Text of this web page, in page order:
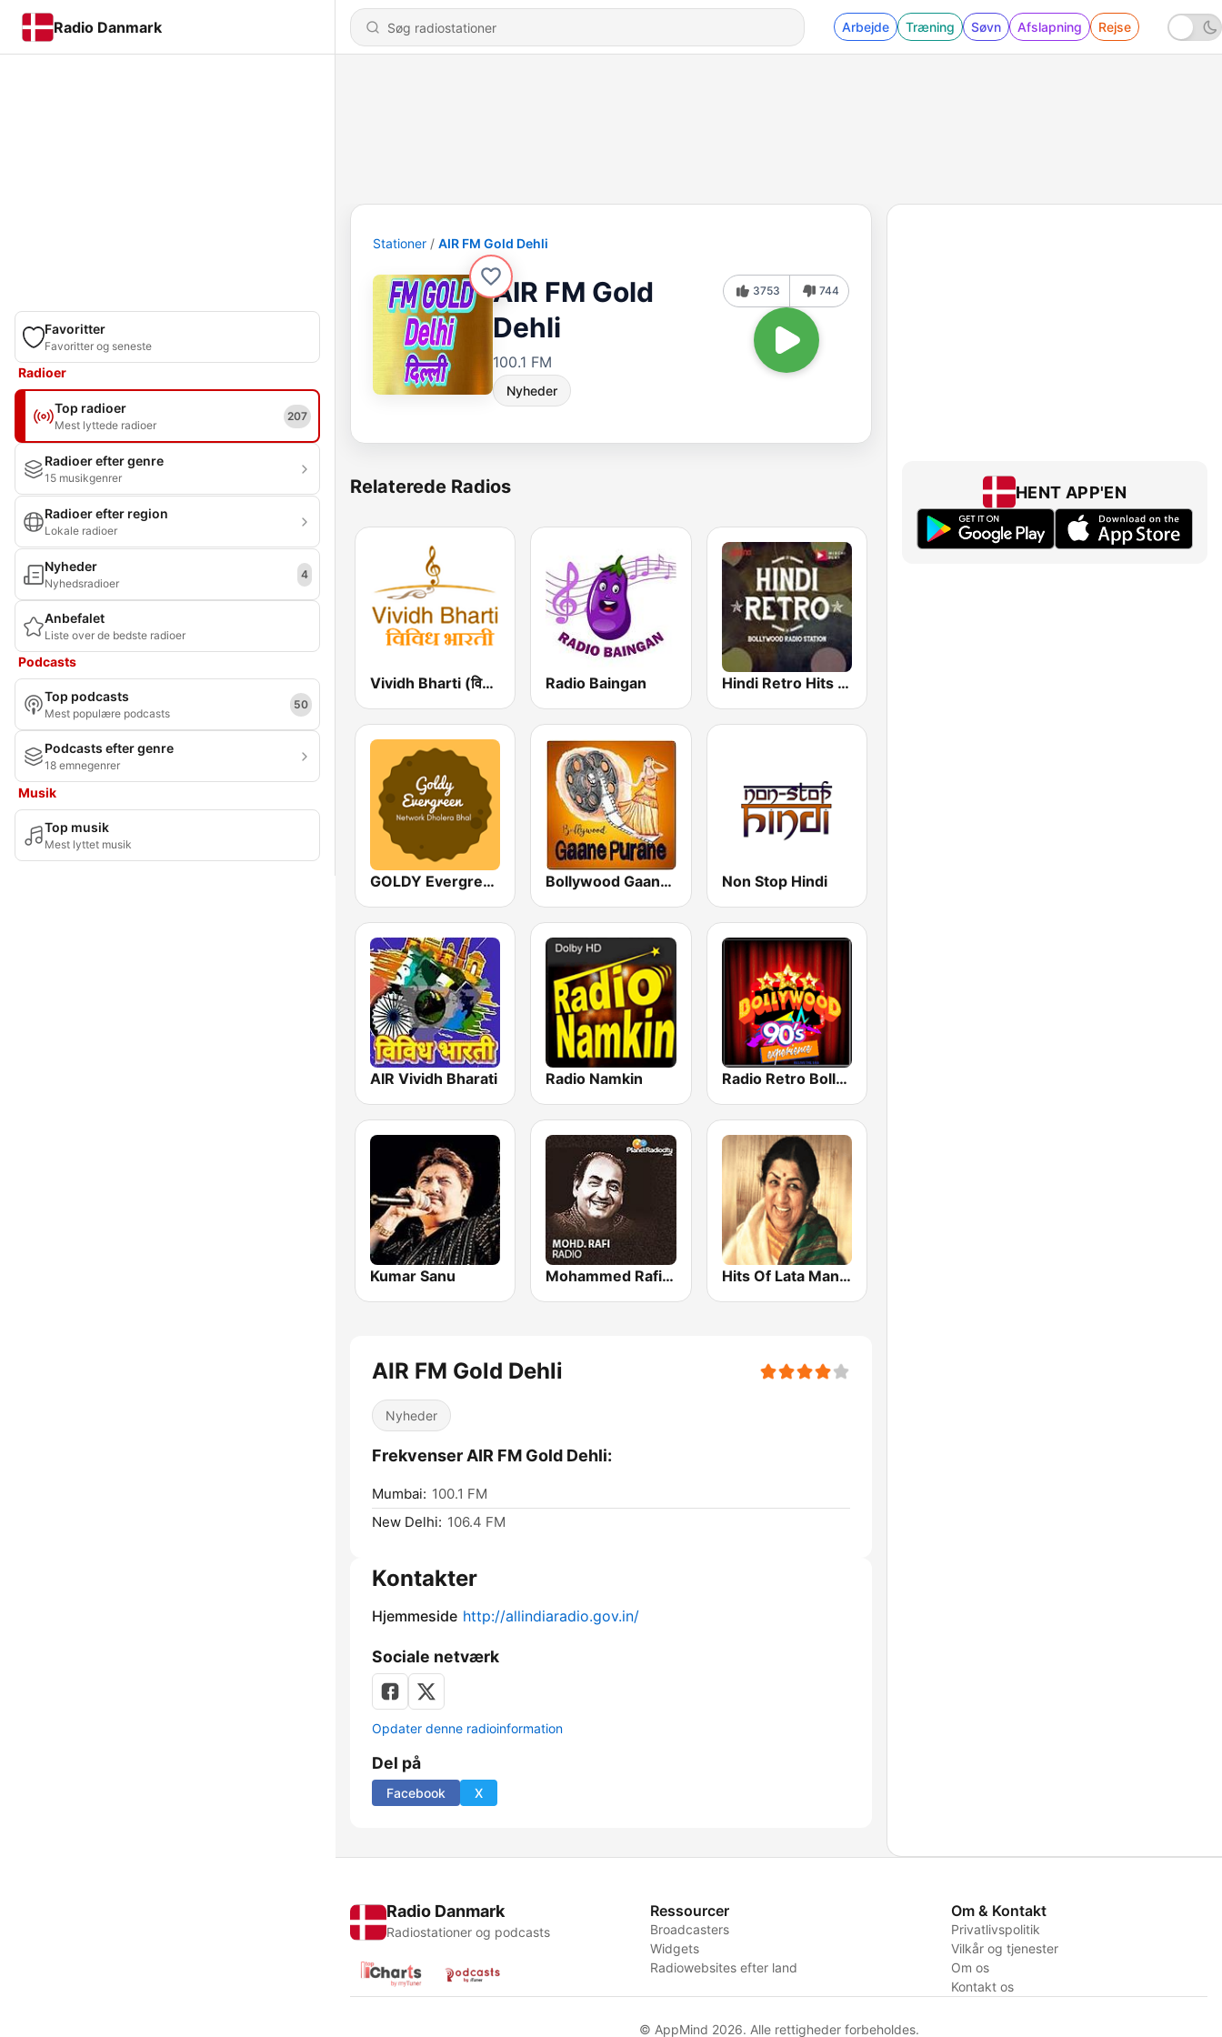
Radio Danmark Arbejde Træning Søvn Afslapning Rejse
Favoritter
Favoritter og seneste
Radioer
Top radioer
Mest lyttede radioer
207
Radioer efter genre
15 musikgenrer
Radioer efter region
Lokale radioer
Nyheder
Nyhedsradioer
4
Anbefalet
Liste over de bedste radioer
Podcasts
Top podcasts
Mest populære podcasts
50
Podcasts efter genre
18 emnegenrer
Musik
Top musik
Mest lyttet musik
Stationer AIR FM Gold Dehli
AIR FM Gold
Dehli
100.1 FM
Nyheder
3753 744
Relaterede Radios
Vividh Bharti (विविध भारती) Radio Baingan Hindi Retro Hits Radio
GOLDY Evergreen Bollywood Gaane Purane Non Stop Hindi
AIR Vividh Bharati Radio Namkin Radio Retro Bollywood 90s
Kumar Sanu Mohammed Rafi Radio Hits Of Lata Mangeshkar
AIR FM Gold Dehli
Nyheder
Frekvenser AIR FM Gold Dehli:
Mumbai: 100.1 FM
New Delhi: 106.4 FM
Kontakter
Hjemmeside http://allindiaradio.gov.in/
Sociale netværk
Opdater denne radioinformation
Del på
Facebook X
HENT APP'EN
Radio Danmark
Radiostationer og podcasts
Ressourcer
Broadcasters
Widgets
Radiowebsites efter land
Om & Kontakt
Privatlivspolitik
Vilkår og tjenester
Om os
Kontakt os
© AppMind 2026. Alle rettigheder forbeholdes.